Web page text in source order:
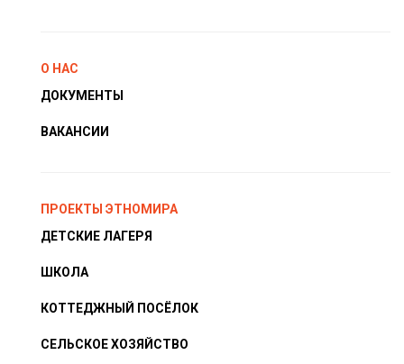
О НАС
ДОКУМЕНТЫ
ВАКАНСИИ
ПРОЕКТЫ ЭТНОМИРА
ДЕТСКИЕ ЛАГЕРЯ
ШКОЛА
КОТТЕДЖНЫЙ ПОСЁЛОК
СЕЛЬСКОЕ ХОЗЯЙСТВО